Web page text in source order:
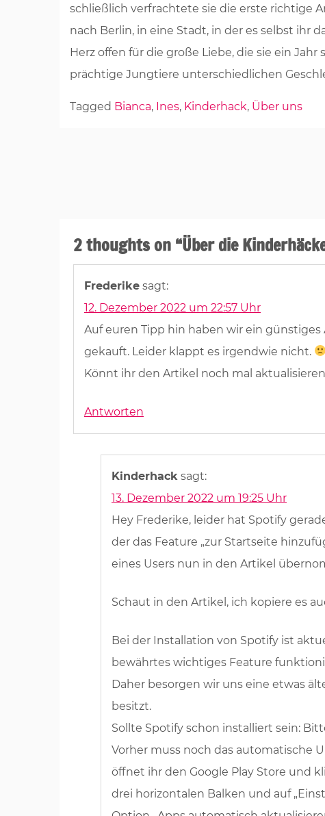
schließlich verfrachtete sie die erste richtige
nach Berlin, in eine Stadt, in der es selbst ihr
Herz offen für die große Liebe, die sie ein
prächtige Jungtiere unterschiedlichen
Tagged Bianca, Ines, Kinderhack, Über uns
2 thoughts on “Über die
Frederike sagt:
12. Dezember 2022 um 22:57 Uhr
Auf euren Tipp hin haben wir ein
gekauft. Leider klappt es irgendwie nicht.
Könnt ihr den Artikel noch mal
Antworten
Kinderhack sagt:
13. Dezember 2022 um 19:25 Uhr
Hey Frederike, leider hat Spotify
der das Feature „zur Startseite
eines Users nun in den Artikel
Schaut in den Artikel, ich kopiere es
Bei der Installation von Spotify ist
bewährtes wichtiges Feature
Daher besorgen wir uns eine etwas
besitzt.
Sollte Spotify schon installiert sein:
Vorher muss noch das automatische
öffnet ihr den Google Play Store und
drei horizontalen Balken und auf